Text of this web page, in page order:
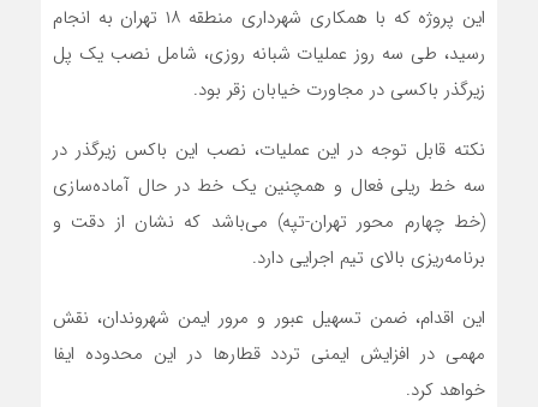
این پروژه که با همکاری شهرداری منطقه ۱۸ تهران به انجام
رسید، طی سه روز عملیات شبانه روزی، شامل نصب یک پل
زیرگذر باکسی در مجاورت خیابان زقر بود.
نکته قابل توجه در این عملیات، نصب این باکس زیرگذر در
سه خط ریلی فعال و همچنین یک خط در حال آماده‌سازی
(خط چهارم محور تهران-تپه) می‌باشد که نشان از دقت و
برنامه‌ریزی بالای تیم اجرایی دارد.
این اقدام، ضمن تسهیل عبور و مرور ایمن شهروندان، نقش
مهمی در افزایش ایمنی تردد قطارها در این محدوده ایفا
خواهد کرد.